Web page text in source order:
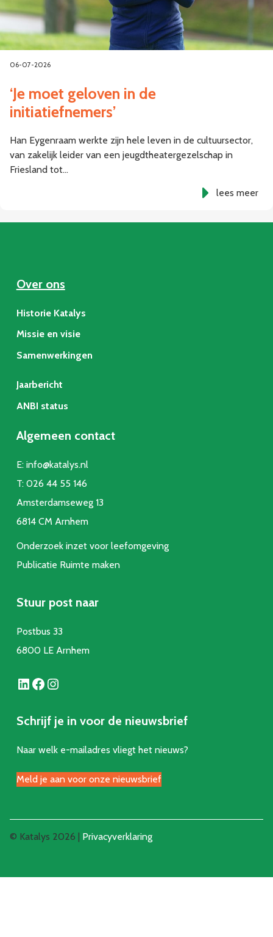
06-07-2026
‘Je moet geloven in de
initiatiefnemers’
Han Eygenraam werkte zijn hele leven in de cultuursector,
van zakelijk leider van een jeugdtheatergezelschap in
Friesland tot…
lees meer
Over ons
Historie Katalys
Missie en visie
Samenwerkingen
Jaarbericht
ANBI status
Algemeen contact
E: info@katalys.nl
T: 026 44 55 146
Amsterdamseweg 13
6814 CM Arnhem
Onderzoek inzet voor leefomgeving
Publicatie Ruimte maken
Stuur post naar
Postbus 33
6800 LE Arnhem
LinkedIn Facebook Instagram
Schrijf je in voor de nieuwsbrief
Naar welk e-mailadres vliegt het nieuws?
Meld je aan voor onze nieuwsbrief
© Katalys 2026 | Privacyverklaring